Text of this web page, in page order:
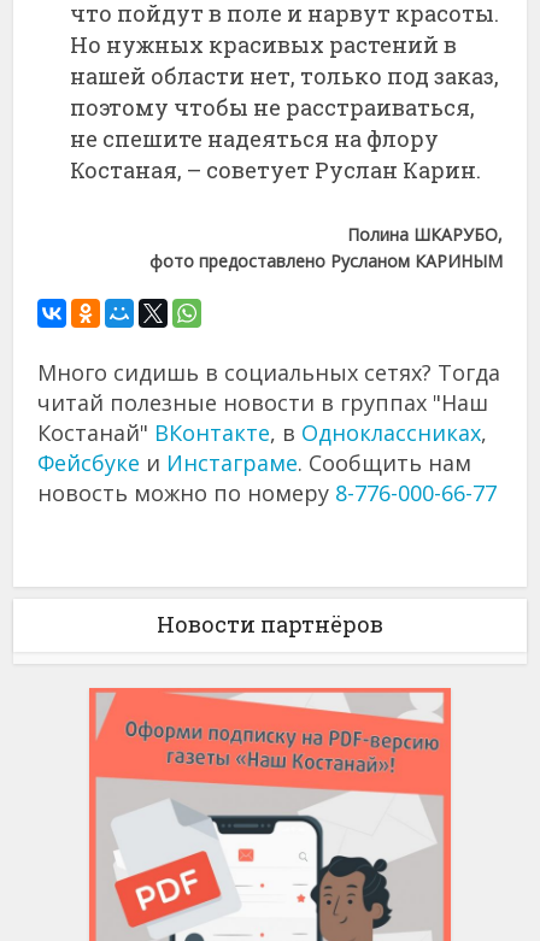
что пойдут в поле и нарвут красоты.
Но нужных красивых растений в
нашей области нет, только под заказ,
поэтому чтобы не расстраиваться,
не спешите надеяться на флору
Костаная, – советует Руслан Карин.
Полина ШКАРУБО,
фото предоставлено Русланом КАРИНЫМ
Много сидишь в социальных сетях? Тогда
читай полезные новости в группах "Наш
Костанай" ВКонтакте, в Одноклассниках,
Фейсбуке и Инстаграме. Сообщить нам
новость можно по номеру 8-776-000-66-77
Новости партнёров